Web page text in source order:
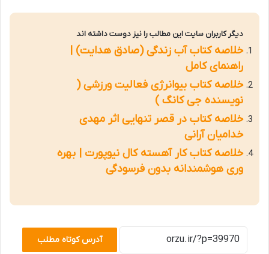
دیگر کاربران سایت این مطالب را نیز دوست داشته اند
خلاصه کتاب آب زندگی (صادق هدایت) |
راهنمای کامل
خلاصه کتاب بیوانرژی فعالیت ورزشی (
نویسنده جی کانگ )
خلاصه کتاب در قصر تنهایی اثر مهدی
خدامیان آرانی
خلاصه کتاب کار آهسته کال نیوپورت | بهره
وری هوشمندانه بدون فرسودگی
آدرس کوتاه مطلب